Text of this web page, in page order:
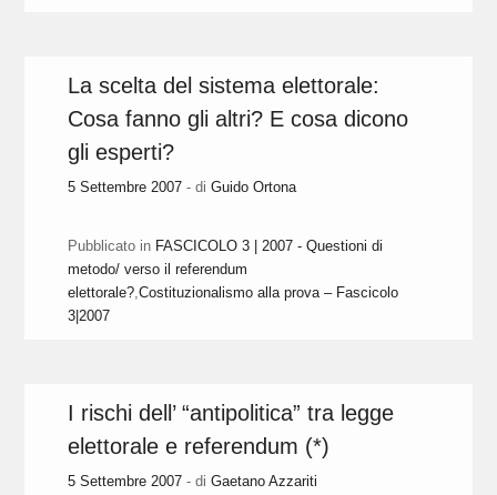
La scelta del sistema elettorale:
Cosa fanno gli altri? E cosa dicono
gli esperti?
5 Settembre 2007 - di Guido Ortona
Pubblicato in FASCICOLO 3 | 2007 - Questioni di
metodo/ verso il referendum
elettorale?,Costituzionalismo alla prova – Fascicolo
3|2007
I rischi dell’ “antipolitica” tra legge
elettorale e referendum (*)
5 Settembre 2007 - di Gaetano Azzariti